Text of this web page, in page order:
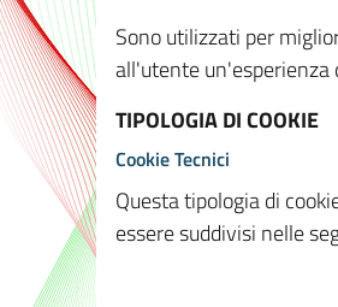
Sono utilizzati per
all'utente un'esperienza
TIPOLOGIA DI COOKIE
Cookie Tecnici
Questa tipologia di
essere suddivisi nelle